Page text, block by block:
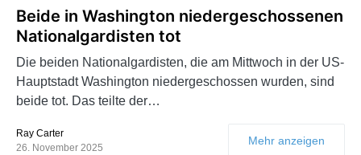
Beide in Washington niedergeschossenen
Nationalgardisten tot
Die beiden Nationalgardisten, die am Mittwoch in der US-
Hauptstadt Washington niedergeschossen wurden, sind
beide tot. Das teilte der…
Ray Carter
26. November 2025
Mehr anzeigen